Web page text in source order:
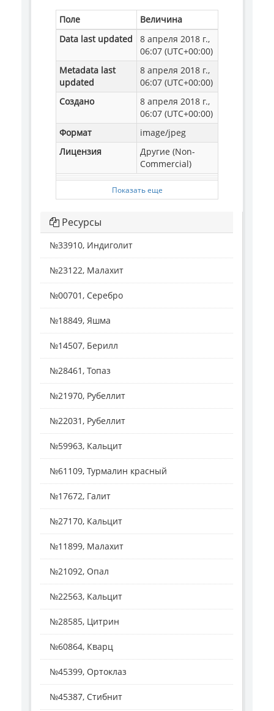
Поле
Величина
Data last updated
8 апреля 2018 г.,
06:07 (UTC+00:00)
Metadata last
updated
8 апреля 2018 г.,
06:07 (UTC+00:00)
Создано
8 апреля 2018 г.,
06:07 (UTC+00:00)
Формат
image/jpeg
Лицензия
Другие (Non-
Commercial)
Показать еще
Ресурсы
№33910, Индиголит
№23122, Малахит
№00701, Серебро
№18849, Яшма
№14507, Берилл
№28461, Топаз
№21970, Рубеллит
№22031, Рубеллит
№59963, Кальцит
№61109, Турмалин красный
№17672, Галит
№27170, Кальцит
№11899, Малахит
№21092, Опал
№22563, Кальцит
№28585, Цитрин
№60864, Кварц
№45399, Ортоклаз
№45387, Стибнит